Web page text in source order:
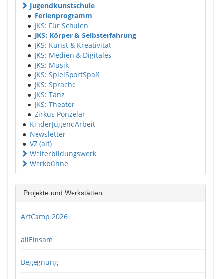
Jugendkunstschule
● Ferienprogramm
● JKS: Für Schulen
● JKS: Körper & Selbsterfahrung
● JKS: Kunst & Kreativität
● JKS: Medien & Digitales
● JKS: Musik
● JKS: SpielSportSpaß
● JKS: Sprache
● JKS: Tanz
● JKS: Theater
● Zirkus Ponzelar
● KinderJugendArbeit
● Newsletter
● VZ (alt)
Weiterbildungswerk
Werkbühne
Projekte und Werkstätten
ArtCamp 2026
allEinsam
Begegnung